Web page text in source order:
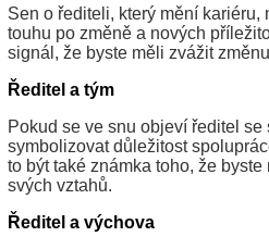
Sen o řediteli, který mění kariéru,
touhu po změně a nových
signál, že byste měli zvážit
Ředitel a tým
Pokud se ve snu objeví ředitel se
symbolizovat důležitost
to být také známka toho, že
svých vztahů.
Ředitel a výchova